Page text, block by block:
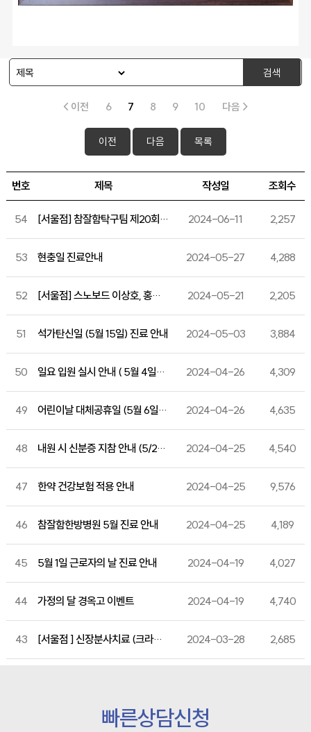
검색
< 이전 6 7 8 9 10 다음 >
이전 다음 목록
번호 제목 작성일 조회수
54 [서울점] 참잘함탁구팀 제20회 강동구청장기 탁구대회 3위 입상! 2024-06-11 2,257
53 현충일 진료안내 2024-05-27 4,288
52 [서울점] 스노보드 이상호, 홍승영 선수 내원 2024-05-21 2,205
51 석가탄신일 (5월 15일) 진료 안내 2024-05-03 3,884
50 일요 입원 실시 안내 ( 5월 4일부터 ) 2024-04-26 4,309
49 어린이날 대체공휴일 (5월 6일) 진료 안내 2024-04-26 4,635
48 내원 시 신분증 지참 안내 (5/20~) 2024-04-25 4,540
47 한약 건강보험 적용 안내 2024-04-25 9,576
46 참잘함한방병원 5월 진료 안내 2024-04-25 4,189
45 5월 1일 근로자의 날 진료 안내 2024-04-19 4,027
44 가정의 달 경옥고 이벤트 2024-04-19 4,740
43 [서울점 ] 신장분사치료 (크라이오) 실시 2024-03-28 2,685
빠른상담신청